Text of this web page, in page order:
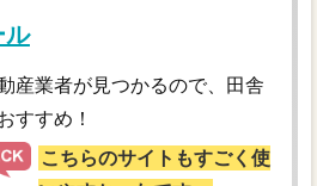
ル
産業者が見つかるので、田舎
すすめ！
こちらのサイトもすごく使